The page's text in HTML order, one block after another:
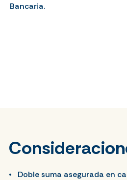
Bancaria.
Doble suma asegurada en